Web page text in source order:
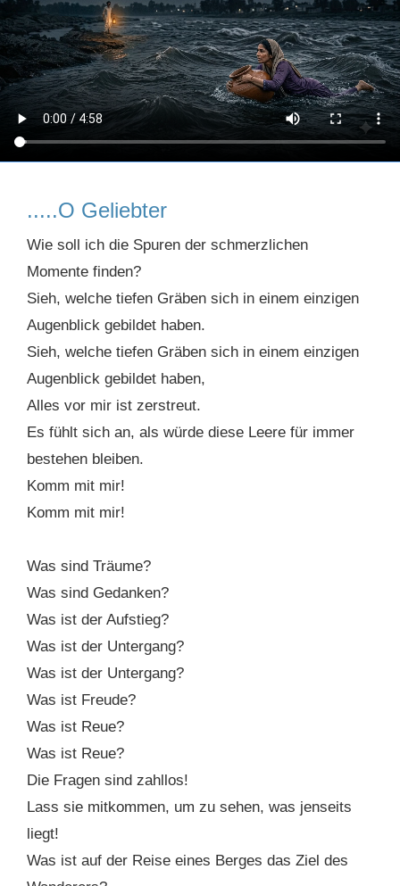
.....O Geliebter
Wie soll ich die Spuren der schmerzlichen
Momente finden?
Sieh, welche tiefen Gräben sich in einem einzigen
Augenblick gebildet haben.
Sieh, welche tiefen Gräben sich in einem einzigen
Augenblick gebildet haben,
Alles vor mir ist zerstreut.
Es fühlt sich an, als würde diese Leere für immer
bestehen bleiben.
Komm mit mir!
Komm mit mir!
Was sind Träume?
Was sind Gedanken?
Was ist der Aufstieg?
Was ist der Untergang?
Was ist der Untergang?
Was ist Freude?
Was ist Reue?
Was ist Reue?
Die Fragen sind zahllos!
Lass sie mitkommen, um zu sehen, was jenseits
liegt!
Was ist auf der Reise eines Berges das Ziel des